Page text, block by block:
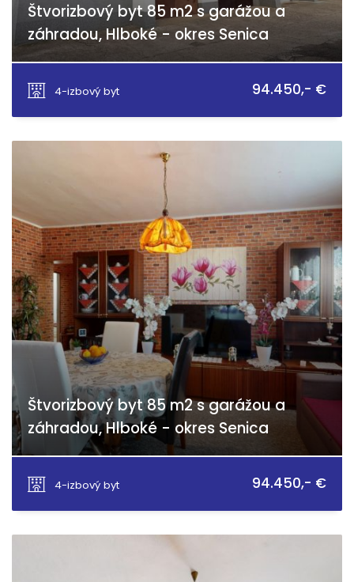
Štvorizbový byt 85 m2 s garážou a
záhradou, Hlboké - okres Senica
4-izbový byt
94.450,- €
Štvorizbový byt 85 m2 s garážou a
záhradou, Hlboké - okres Senica
4-izbový byt
94.450,- €